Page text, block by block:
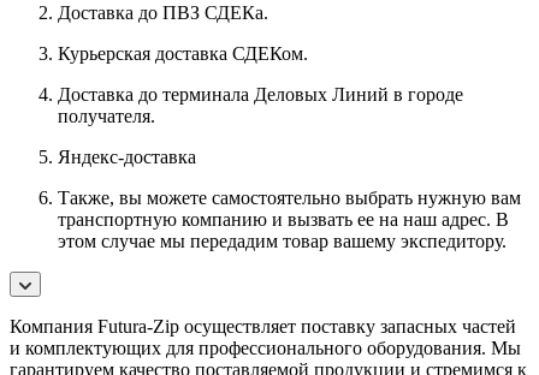
Доставка до ПВЗ СДЕКа.
Курьерская доставка СДЕКом.
Доставка до терминала Деловых Линий в городе
получателя.
Яндекс-доставка
Также, вы можете самостоятельно выбрать нужную вам
транспортную компанию и вызвать ее на наш адрес. В
этом случае мы передадим товар вашему экспедитору.
Компания Futura-Zip осуществляет поставку запасных частей
и комплектующих для профессионального оборудования. Мы
гарантируем качество поставляемой продукции и стремимся к